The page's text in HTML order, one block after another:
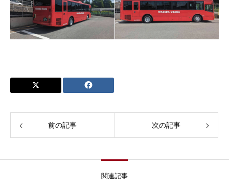
前の記事 次の記事
関連記事